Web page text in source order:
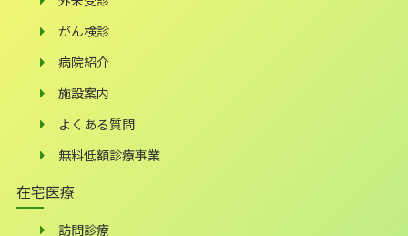
がん検診
病院紹介
施設案内
よくある質問
無料低額診療事業
在宅医療
訪問診療